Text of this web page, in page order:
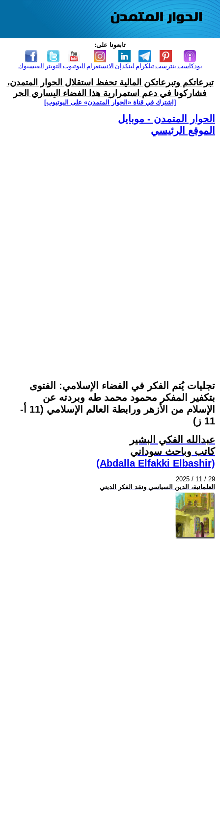
تابعونا على:
الفيسبوك التويتر اليوتيوب الانستغرام لينكدإن تيلكرامبنترست بودكاست
تبرعاتكم وتبرعاتكن المالية تحفظ استقلال الحوار المتمدن،
فشاركونا في دعم استمرارية هذا الفضاء اليساري الحر
[اشترك في قناة ‫«الحوار المتمدن» على اليوتيوب]
الحوار المتمدن - موبايل
الموقع الرئيسي
تجليات يُتم الفكر في الفضاء الإسلامي: الفتوى
بتكفير المفكر محمود محمد طه وبردته عن
الإسلام من الأزهر ورابطة العالم الإسلامي (11 أ-
11 ز)
عبدالله الفكي البشير
كاتب وباحث سوداني
(Abdalla Elfakki Elbashir)
2025 / 11 / 29
العلمانية، الدين السياسي ونقد الفكر الديني